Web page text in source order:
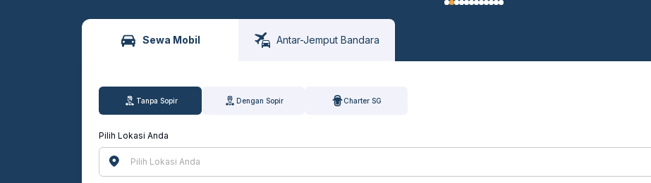
Sewa Mobil Antar-Jemput Bandara
Tanpa Sopir Dengan Sopir Charter SG
Pilih Lokasi Anda